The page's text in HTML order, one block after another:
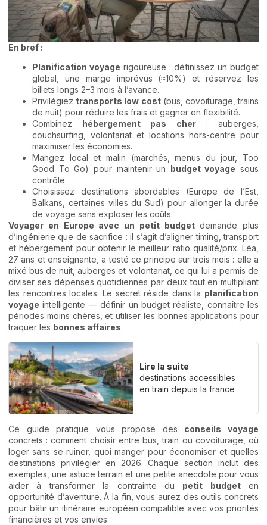
En bref :
Planification voyage rigoureuse : définissez un budget
global, une marge imprévus (≈10%) et réservez les
billets longs 2–3 mois à l’avance.
Privilégiez transports low cost(bus, covoiturage, trains
de nuit) pour réduire les frais et gagner en flexibilité.
Combinez hébergement pas cher: auberges,
couchsurfing, volontariat et locations hors-centre pour
maximiser les économies.
Mangez local et malin (marchés, menus du jour, Too
Good To Go) pour maintenir un budget voyage sous
contrôle.
Choisissez destinations abordables (Europe de l’Est,
Balkans, certaines villes du Sud) pour allonger la durée
de voyage sans exploser les coûts.
Voyager en Europe avec un petit budgetdemande plus
d’ingénierie que de sacrifice : il s’agit d’aligner timing, transport
et hébergement pour obtenir le meilleur ratio qualité/prix. Léa,
27 ans et enseignante, a testé ce principe sur trois mois : elle a
mixé bus de nuit, auberges et volontariat, ce qui lui a permis de
diviser ses dépenses quotidiennes par deux tout en multipliant
les rencontres locales. Le secret réside dans la planification
voyage intelligente — définir un budget réaliste, connaître les
périodes moins chères, et utiliser les bonnes applications pour
traquer les bonnes affaires.
Lire la suite
destinations accessibles
en train depuis la france
Ce guide pratique vous propose des conseils voyage
concrets : comment choisir entre bus, train ou covoiturage, où
loger sans se ruiner, quoi manger pour économiser et quelles
destinations privilégier en 2026. Chaque section inclut des
exemples, une astuce terrain et une petite anecdote pour vous
aider à transformer la contrainte du petit budgeten
opportunité d’aventure. À la fin, vous aurez des outils concrets
pour bâtir un itinéraire européen compatible avec vos priorités
financières et vos envies.